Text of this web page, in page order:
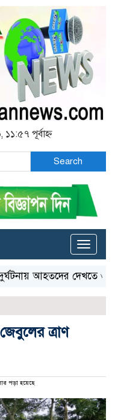
পূর্বাহ্ন
Search
Toggle
আহতদের দেখতে ওসমানী
ত্রাণ
পড়া হয়েছে